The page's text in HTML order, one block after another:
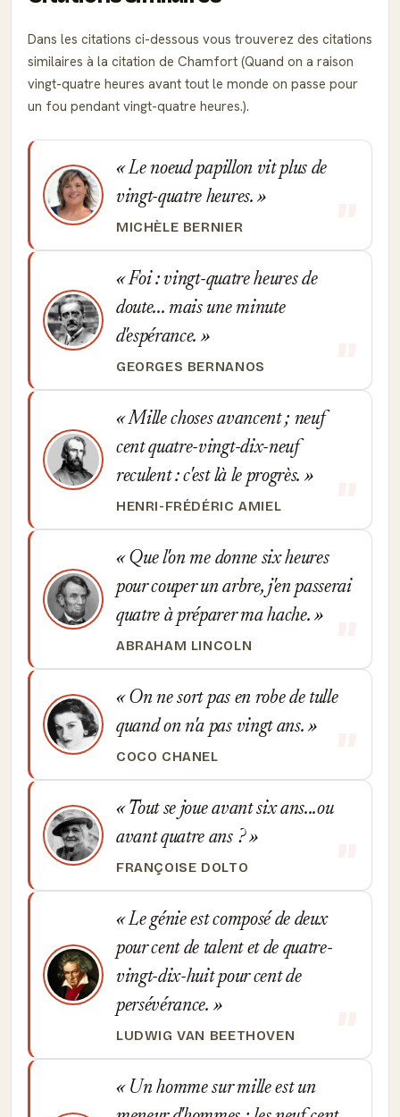
Dans les citations ci-dessous vous trouverez des citations
similaires à la citation de Chamfort (Quand on a raison
vingt-quatre heures avant tout le monde on passe pour
un fou pendant vingt-quatre heures.).
Le noeud papillon vit plus de
vingt-quatre heures.
MICHÈLE BERNIER
Foi : vingt-quatre heures de
doute... mais une minute
d'espérance.
GEORGES BERNANOS
Mille choses avancent ; neuf
cent quatre-vingt-dix-neuf
reculent : c'est là le progrès.
HENRI-FRÉDÉRIC AMIEL
Que l'on me donne six heures
pour couper un arbre, j'en passerai
quatre à préparer ma hache.
ABRAHAM LINCOLN
On ne sort pas en robe de tulle
quand on n'a pas vingt ans.
COCO CHANEL
Tout se joue avant six ans...ou
avant quatre ans ?
FRANÇOISE DOLTO
Le génie est composé de deux
pour cent de talent et de quatre-
vingt-dix-huit pour cent de
persévérance.
LUDWIG VAN BEETHOVEN
Un homme sur mille est un